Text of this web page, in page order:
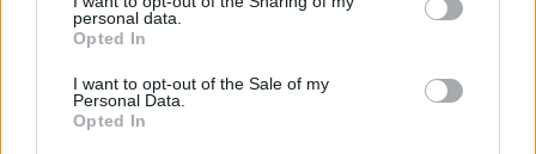
personal data.
Opted In
I want to opt-out of the Sale of my
Personal Data.
Opted In
mums gera dabar, stengiamės užlaikyti,
pratęsti tą emociją.